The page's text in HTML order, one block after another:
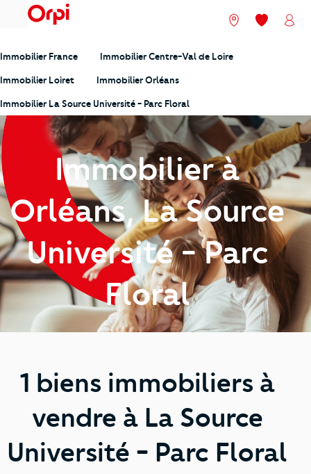
menu Nos agences
Mes
Immobilier France Immobilier Centre-Val de Loire
Immobilier Loiret Immobilier Orléans
Immobilier La Source Université - Parc Floral
Immobilier à
Orléans, La Source
Université - Parc
Floral
1 biens immobiliers à
vendre à La Source
Université - Parc Floral